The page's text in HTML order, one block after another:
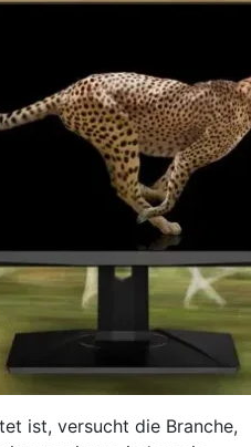
ist, versucht die Branche,